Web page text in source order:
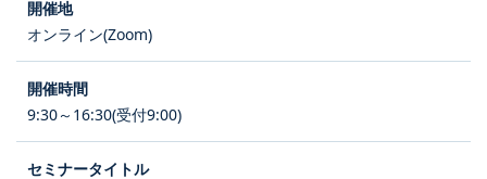
オンライン(Zoom)
9:30～16:30(受付9:00)